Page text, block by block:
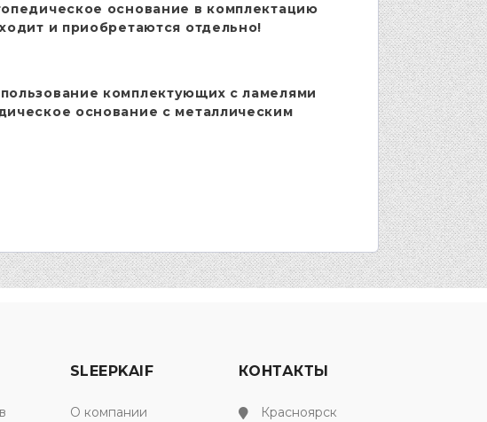
основание в комплектацию
и приобретаются отдельно!
комплектующих с ламелями
основание с металлическим
SLEEPKAIF
О компании
КОНТАКТЫ
Красноярск